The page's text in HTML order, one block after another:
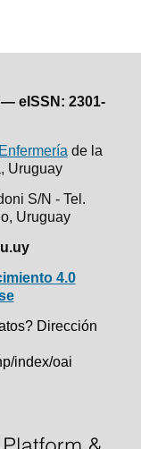
— eISSN: 2301-
de la
Uruguay
S/N - Tel.
Uruguay
4.0
Dirección
index/oai